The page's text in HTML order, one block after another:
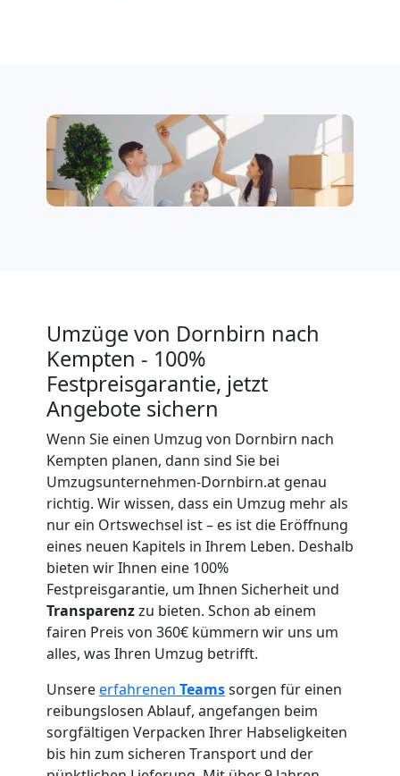
Umzüge von Dornbirn nach
Kempten - 100%
Festpreisgarantie, jetzt
Angebote sichern
Wenn Sie einen Umzug von Dornbirn nach
Kempten planen, dann sind Sie bei
Umzugsunternehmen-Dornbirn.at genau
richtig. Wir wissen, dass ein Umzug mehr als
nur ein Ortswechsel ist – es ist die Eröffnung
eines neuen Kapitels in Ihrem Leben. Deshalb
bieten wir Ihnen eine 100%
Festpreisgarantie, um Ihnen Sicherheit und
Transparenzzu bieten. Schon ab einem
fairen Preis von 360€ kümmern wir uns um
alles, was Ihren Umzug betrifft.
Unsereerfahrenen Teamssorgen für einen
reibungslosen Ablauf, angefangen beim
sorgfältigen Verpacken Ihrer Habseligkeiten
bis hin zum sicheren Transport und der
Privatumzug
Dornbirn
Dornbirn
Umzug
für
Senioren
Dornbirn
Fernumzug
Dornbirn